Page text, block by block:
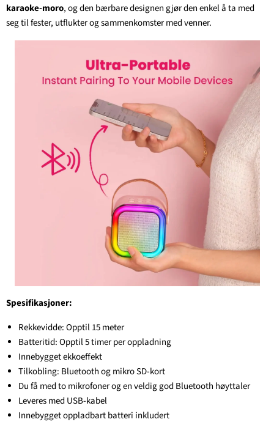
karaoke-moro, og den bærbare designen gjør den enkel å ta med
seg til fester, utflukter og sammenkomster med venner.
Spesifikasjoner:
Rekkevidde: Opptil 15 meter
Batteritid: Opptil 5 timer per oppladning
Innebygget ekkoeffekt
Tilkobling: Bluetooth og mikro SD-kort
Du få med to mikrofoner og en veldig god Bluetooth høyttaler
Leveres med USB-kabel
Innebygget oppladbart batteri inkludert